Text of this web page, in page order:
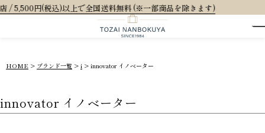
で全国送料無料 (※一部商品を除きます)
HOME ブランド一覧 i innovator イノベーター
innovator イノベーター